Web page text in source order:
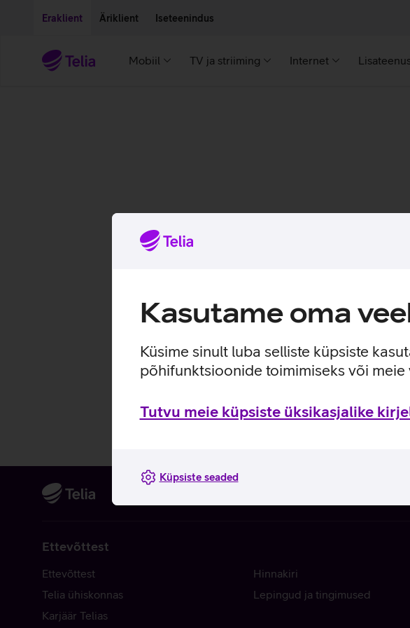
Kasutame oma
Küsime sinult luba selliste küpsiste
põhifunktsioonide toimimiseks või
Tutvu meie küpsiste üksikasjalike
Küpsiste seaded
Eraklient Äriklient Iseteenindus
Mobiil TV ja striiming Internet
Ettevõttest
Ettevõttest
Telia ühiskonnas
Karjäär Telias
Hinnakiri
Lepingud ja tingimused